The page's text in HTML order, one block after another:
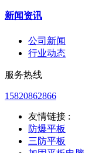
新闻资讯
公司新闻
行业动态
服务热线
15820862866
友情链接 :
防爆平板
三防平板